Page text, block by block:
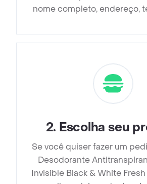
nome completo, endereço,
2. Escolha seu
Se você quiser fazer um
Desodorante
Invisible Black & White